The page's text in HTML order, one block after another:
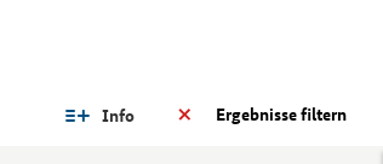
Ergebnisse filtern
Info